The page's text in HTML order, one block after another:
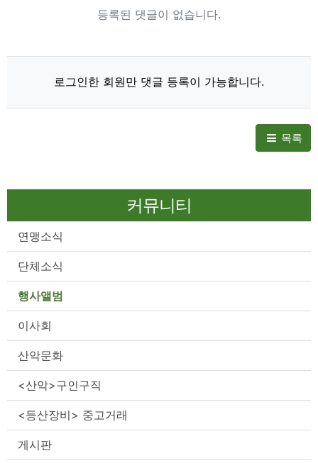
등록된 댓글이 없습니다.
로그인한 회원만 댓글 등록이 가능합니다.
목록
커뮤니티
연맹소식
단체소식
행사앨범
이사회
산악문화
<산악>구인구직
<등산장비> 중고거래
게시판